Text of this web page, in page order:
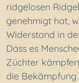
ridgelosen
genehmigt hat,
Widerstand in
Dass es
Züchter
die Bekämpfung